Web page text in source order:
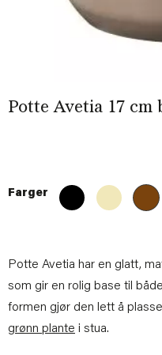
Potte Avetia 17 cm
Farger
Potte Avetia har en glatt,
som gir en rolig base til
formen gjør den lett å
grønn plante i stua.